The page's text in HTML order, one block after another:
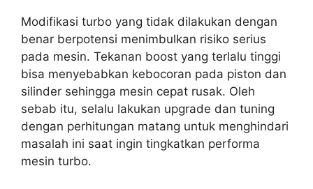
Modifikasi turbo yang tidak dilakukan dengan
benar berpotensi menimbulkan risiko serius
pada mesin. Tekanan boost yang terlalu tinggi
bisa menyebabkan kebocoran pada piston dan
silinder sehingga mesin cepat rusak. Oleh
sebab itu, selalu lakukan upgrade dan tuning
dengan perhitungan matang untuk menghindari
masalah ini saat ingin tingkatkan performa
mesin turbo.